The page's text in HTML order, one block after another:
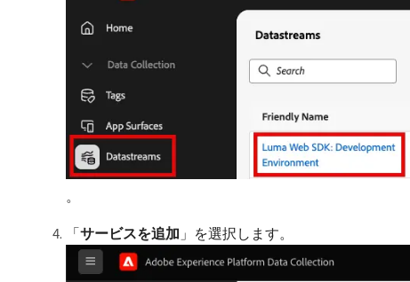
。
「サービスを追加 」を選択します。